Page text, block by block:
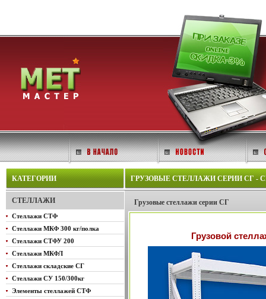
КАТЕГОРИИ
СТЕЛЛАЖИ
Стеллажи СТФ
Стеллажи МКФ 300 кг/полка
Стеллажи СТФУ 200
Стеллажи МКФЛ
Стеллажи складские СГ
Стеллажи СУ 150/300кг
Элементы стеллажей СТФ
ГРУЗОВЫЕ СТЕЛЛАЖИ СЕРИИ СГ -
Грузовые стеллажи серии СГ
Грузовой